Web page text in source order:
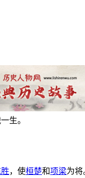
生。
胜，使桓楚和项梁为将